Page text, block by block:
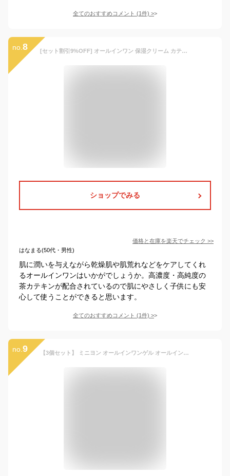
全てのおすすめコメント (1件) >
no. 8 [セット割引9%OFF] オールインワン 保湿クリーム カテキンクリーム宇治の花50g 3個 顔 全身 アトピー 敏感肌 クリーム スキンケア フェイスクリーム ボディクリーム 保湿 保湿剤 かゆみ 乾燥肌 肌荒れ 乾燥 美容 色素 沈着 子供 肌トラブル 無添加 高保湿 セラミド 花粉症
ショップでみる
価格と在庫を楽天でチェック >>
はなまる(50代・男性)
肌に潤いを与えながら乾燥肌や肌荒れなどをケアしてくれ
るオールインワンはいかがでしょうか。高濃度・高純度の
茶カテキンが配合されているので肌にやさしく子供にも安
心して使うことができると思います。
全てのおすすめコメント (1件) >
no. 9 【3個セット】 ミニヨン オールインワンゲル オールインワンジェル ヒト型セラミド ヒアルロン酸 女性 男性 メンズ 子供 家族 無添加 低刺激 乾燥 敏感肌 クリーム 乳液 化粧水 保湿 育児 妊娠線 予防 高保湿 マタニティ オールインワン 時短コスメ 秋 夏 オールシーズン